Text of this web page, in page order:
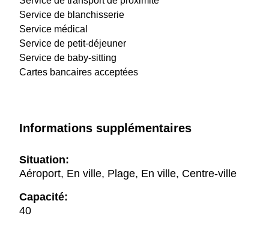
Service de blanchisserie
Service médical
Service de petit-déjeuner
Service de baby-sitting
Cartes bancaires acceptées
Informations supplémentaires
Situation:
Aéroport, En ville, Plage, En ville, Centre-ville
Capacité:
40